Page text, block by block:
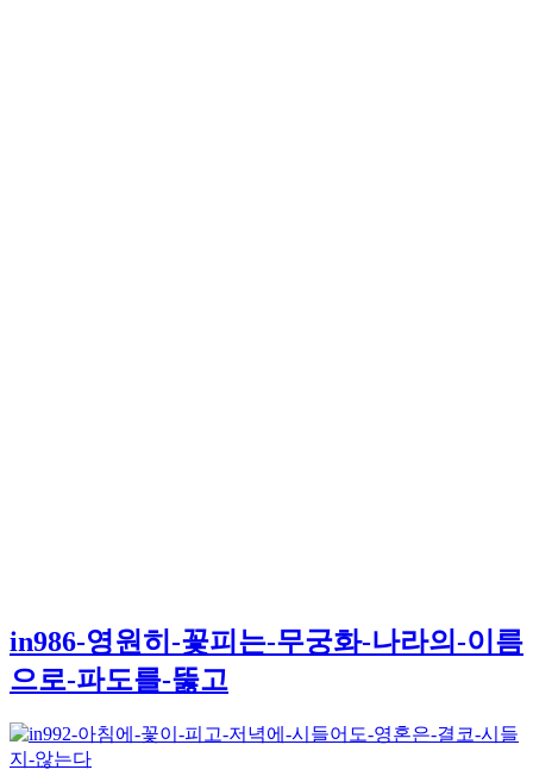
in986-영원히-꽃피는-무궁화-나라의-이름
으로-파도를-뚫고